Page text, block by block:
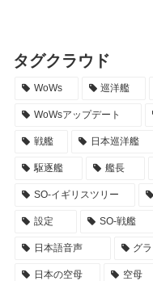
タグクラウド
WoWs 巡洋艦
WoWsアップデート
戦艦 日本巡洋艦
駆逐艦 艦長
SO-イギリスツリー
設定 SO-戦艦
日本語音声 グ
日本の空母 空母